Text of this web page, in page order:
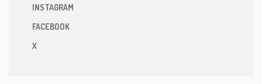
INSTAGRAM
FACEBOOK
X